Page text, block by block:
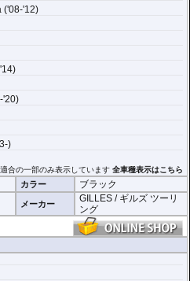
('08-'12)
'20)
)
適合の一部のみ表示しています全車種表示はこちら
カラー ブラック
メーカー
GILLES / ギルズ ツーリ
ング